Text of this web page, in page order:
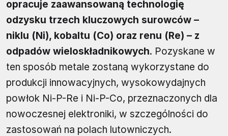
opracuje zaawansowaną technologię
odzysku trzech kluczowych surowców –
niklu (Ni), kobaltu (Co) oraz renu (Re) – z
odpadów wieloskładnikowych. Pozyskane w
ten sposób metale zostaną wykorzystane do
produkcji innowacyjnych, wysokowydajnych
powłok Ni-P-Re i Ni-P-Co, przeznaczonych dla
nowoczesnej elektroniki, w szczególności do
zastosowań na polach lutowniczych.